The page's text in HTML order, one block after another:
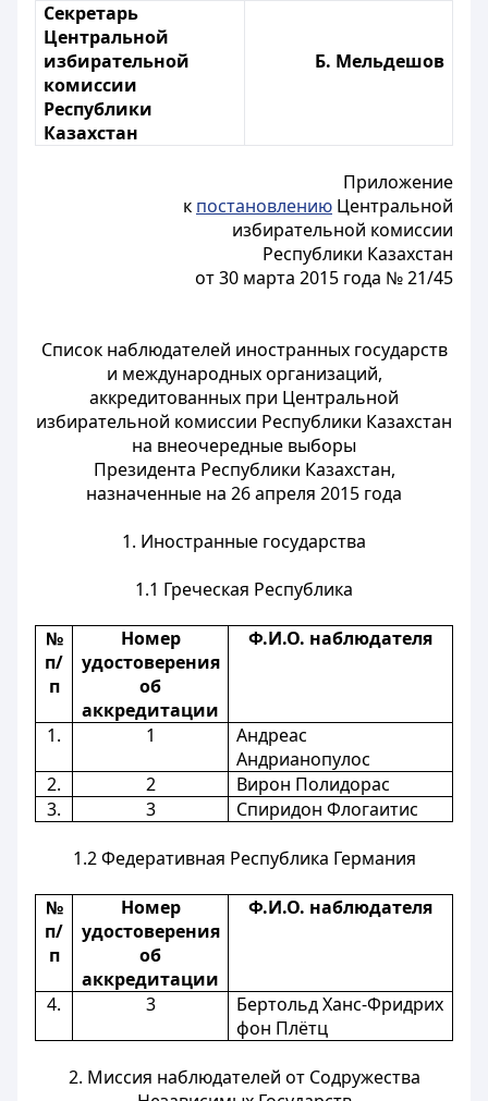
Секретарь
Центральной
избирательной
комиссии
Республики
Казахстан
Б. Мельдешов
Приложение
к постановлению Центральной
избирательной комиссии
Республики Казахстан
от 30 марта 2015 года № 21/45
Список наблюдателей иностранных государств
и международных организаций,
аккредитованных при Центральной
избирательной комиссии Республики Казахстан
на внеочередные выборы
Президента Республики Казахстан,
назначенные на 26 апреля 2015 года
1. Иностранные государства
1.1 Греческая Республика
№
п/
п
Номер
удостоверения
об
аккредитации
Ф.И.О. наблюдателя
1. 1
Андреас
Андрианопулос
2.
2
Вирон Полидорас
3.
3 Спиридон Флогаитис
1.2 Федеративная Республика Германия
№
п/
п
Номер
удостоверения
об
аккредитации
Ф.И.О. наблюдателя
4. 3
Бертольд Ханс-Фридрих
фон Плётц
2. Миссия наблюдателей от Содружества